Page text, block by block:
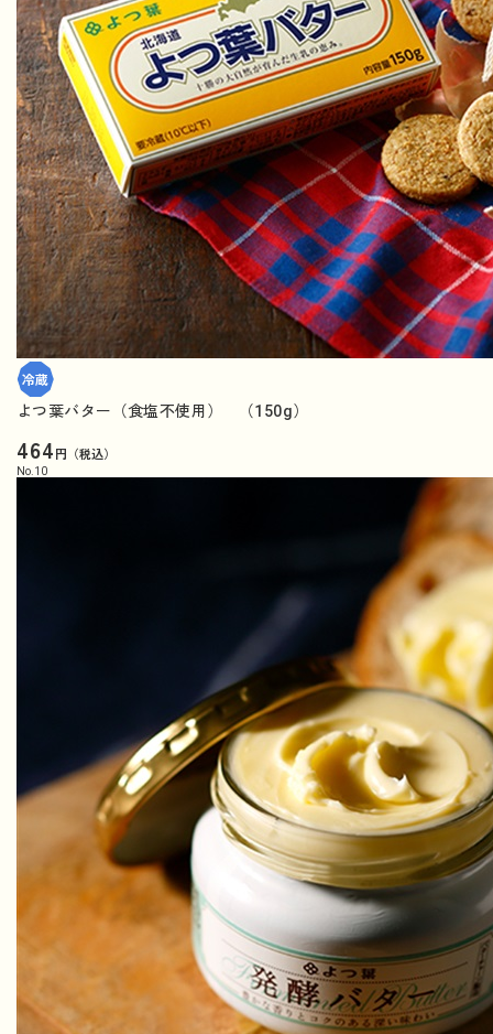
よつ葉バター（食塩不使用） （150g）
464円（税込）
No. 10